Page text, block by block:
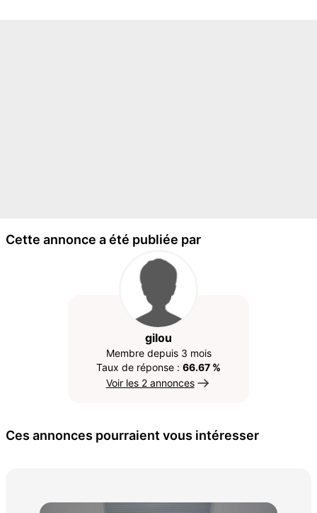
Cette annonce a été publiée par
gilou
Membre depuis 3 mois
Taux de réponse : 66.67 %
Voir les 2 annonces
Ces annonces pourraient vous intéresser